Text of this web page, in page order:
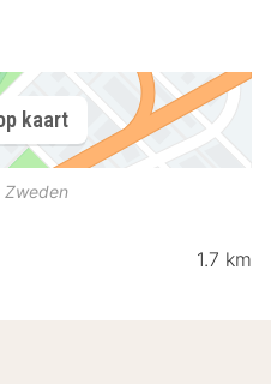
kaart
Zweden
1.7 km